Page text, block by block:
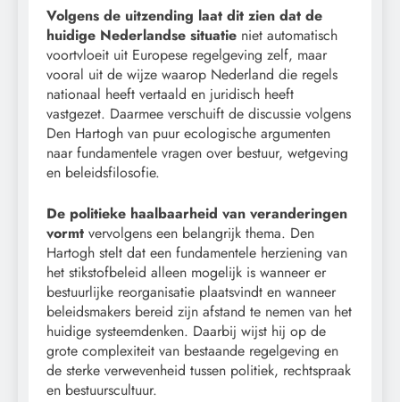
Volgens de uitzending laat dit zien dat de
huidige Nederlandse situatie niet automatisch
voortvloeit uit Europese regelgeving zelf, maar
vooral uit de wijze waarop Nederland die regels
nationaal heeft vertaald en juridisch heeft
vastgezet. Daarmee verschuift de discussie volgens
Den Hartogh van puur ecologische argumenten
naar fundamentele vragen over bestuur, wetgeving
en beleidsfilosofie.
De politieke haalbaarheid van veranderingen
vormt vervolgens een belangrijk thema. Den
Hartogh stelt dat een fundamentele herziening van
het stikstofbeleid alleen mogelijk is wanneer er
bestuurlijke reorganisatie plaatsvindt en wanneer
beleidsmakers bereid zijn afstand te nemen van het
huidige systeemdenken. Daarbij wijst hij op de
grote complexiteit van bestaande regelgeving en
de sterke verwevenheid tussen politiek, rechtspraak
en bestuurscultuur.